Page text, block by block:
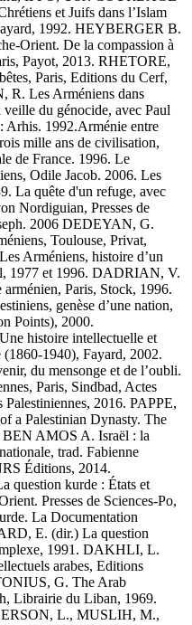
et Juifs dans l’Islam
1992. HEYBERGER B.
Orient. De la compassion à
Payot, 2013. RHETORE,
Paris, Editions du Cerf,
Les Arméniens dans
du génocide, avec Paul
Arhis. 1992.Arménie entre
mille ans de civilisation,
de France. 1996. Le
Odile Jacob. 2006. Les
La quête d'un refuge, avec
Nordiguian, Presses de
2006 DEDEYAN, G.
Toulouse, Privat,
Arméniens, histoire d’un
1977 et 1996. DADRIAN, V.
Paris, Stock, 1996.
genèse d’une nation,
Points), 2000.
histoire intellectuelle et
1940), Fayard, 2002.
du mensonge et de l’oubli.
Paris, Sindbad, Actes
Palestiniennes, 2016. PAPPE,
a Palestinian Dynasty. The
AMOS A. Israël : la
trad. Fabienne
Éditions, 2014.
kurde : États et
Presses de Sciences-Po,
La Documentation
E. (dir.) La question
1991. DAKHLI, L.
arabes, Editions
G. The Arab
Librairie du Liban, 1969.
L., MUSLIH, M.,